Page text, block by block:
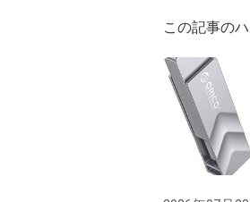
この記事の